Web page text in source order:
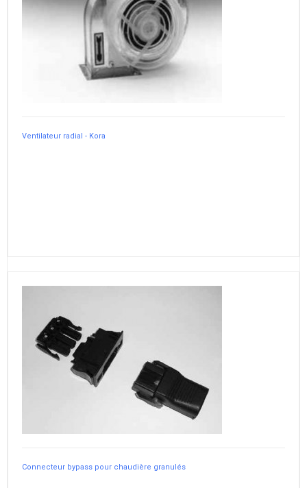
Ventilateur radial - Kora
Connecteur bypass pour chaudière granulés